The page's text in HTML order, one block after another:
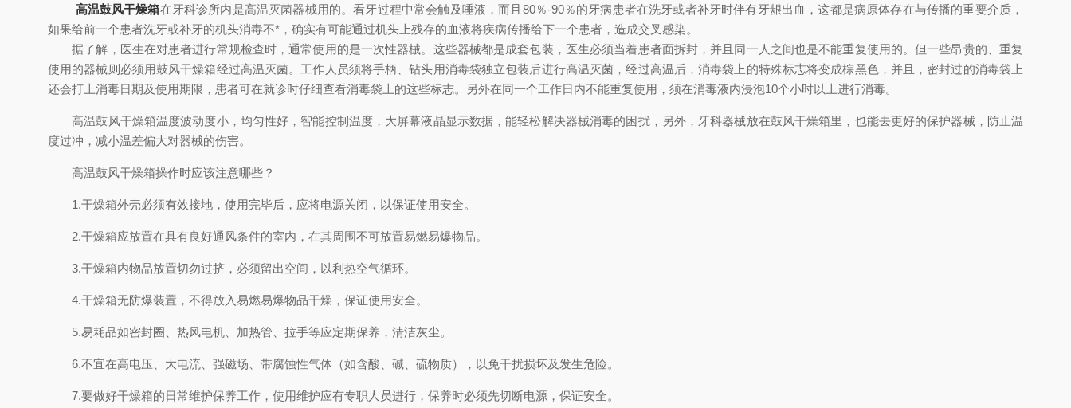
高温鼓风干燥箱在牙科诊所内是高温灭菌器械用的。看牙过程中常会触及唾液，而且80％-90％的牙病患者在洗牙或者补牙时伴有牙龈出血，这都是病原体存在与传播的重要介质，
如果给前一个患者洗牙或补牙的机头消毒不*，确实有可能通过机头上残存的血液将疾病传播给下一个患者，造成交叉感染。
据了解，医生在对患者进行常规检查时，通常使用的是一次性器械。这些器械都是成套包装，医生必须当着患者面拆封，并且同一人之间也是不能重复使用的。但一些昂贵的、重复
使用的器械则必须用鼓风干燥箱经过高温灭菌。工作人员须将手柄、钻头用消毒袋独立包装后进行高温灭菌，经过高温后，消毒袋上的特殊标志将变成棕黑色，并且，密封过的消毒袋上
还会打上消毒日期及使用期限，患者可在就诊时仔细查看消毒袋上的这些标志。另外在同一个工作日内不能重复使用，须在消毒液内浸泡10个小时以上进行消毒。
高温鼓风干燥箱温度波动度小，均匀性好，智能控制温度，大屏幕液晶显示数据，能轻松解决器械消毒的困扰，另外，牙科器械放在鼓风干燥箱里，也能去更好的保护器械，防止温
度过冲，减小温差偏大对器械的伤害。
高温鼓风干燥箱操作时应该注意哪些？
1.干燥箱外壳必须有效接地，使用完毕后，应将电源关闭，以保证使用安全。
2.干燥箱应放置在具有良好通风条件的室内，在其周围不可放置易燃易爆物品。
3.干燥箱内物品放置切勿过挤，必须留出空间，以利热空气循环。
4.干燥箱无防爆装置，不得放入易燃易爆物品干燥，保证使用安全。
5.易耗品如密封圈、热风电机、加热管、拉手等应定期保养，清洁灰尘。
6.不宜在高电压、大电流、强磁场、带腐蚀性气体（如含酸、碱、硫物质），以免干扰损坏及发生危险。
7.要做好干燥箱的日常维护保养工作，使用维护应有专职人员进行，保养时必须先切断电源，保证安全。